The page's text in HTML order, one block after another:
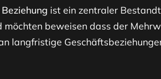
ist ein zentraler
möchten beweisen dass der
langfristige